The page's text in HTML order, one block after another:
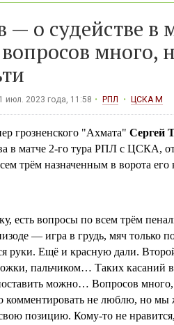
— о судействе в
много,
июл. 2023 года, 11:58 РПЛ ЦСКА М
грозненского "Ахмата" Сергей
в матче 2-го тура РПЛ с ЦСКА,
трём назначенным в ворота
есть вопросы по всем трём
— игра в грудь, мяч только
руки. Ещё и красную дали.
пальчиком… Таких касаний
можно… Вопросов много,
комментировать не люблю, но
позицию. Кому‑то не